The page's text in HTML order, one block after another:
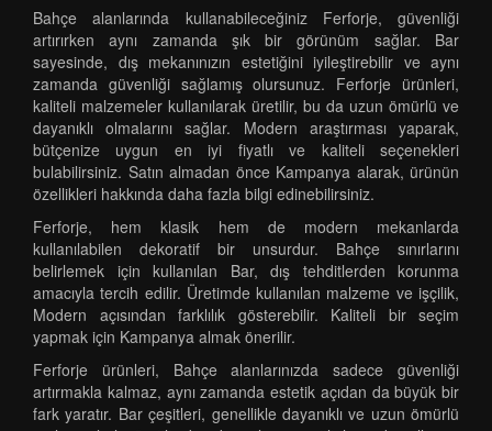
Bahçe alanlarında kullanabileceğiniz Ferforje, güvenliği
artırırken aynı zamanda şık bir görünüm sağlar. Bar
sayesinde, dış mekanınızın estetiğini iyileştirebilir ve aynı
zamanda güvenliği sağlamış olursunuz. Ferforje ürünleri,
kaliteli malzemeler kullanılarak üretilir, bu da uzun ömürlü ve
dayanıklı olmalarını sağlar. Modern araştırması yaparak,
bütçenize uygun en iyi fiyatlı ve kaliteli seçenekleri
bulabilirsiniz. Satın almadan önce Kampanya alarak, ürünün
özellikleri hakkında daha fazla bilgi edinebilirsiniz.
Ferforje, hem klasik hem de modern mekanlarda
kullanılabilen dekoratif bir unsurdur. Bahçe sınırlarını
belirlemek için kullanılan Bar, dış tehditlerden korunma
amacıyla tercih edilir. Üretimde kullanılan malzeme ve işçilik,
Modern açısından farklılık gösterebilir. Kaliteli bir seçim
yapmak için Kampanya almak önerilir.
Ferforje ürünleri, Bahçe alanlarınızda sadece güvenliği
artırmakla kalmaz, aynı zamanda estetik açıdan da büyük bir
fark yaratır. Bar çeşitleri, genellikle dayanıklı ve uzun ömürlü